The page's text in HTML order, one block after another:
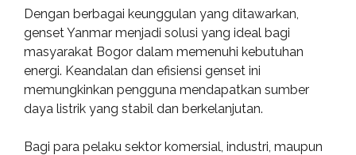
Dengan berbagai keunggulan yang ditawarkan,
genset Yanmar menjadi solusi yang ideal bagi
masyarakat Bogor dalam memenuhi kebutuhan
energi. Keandalan dan efisiensi genset ini
memungkinkan pengguna mendapatkan sumber
daya listrik yang stabil dan berkelanjutan.
Bagi para pelaku sektor komersial, industri, maupun